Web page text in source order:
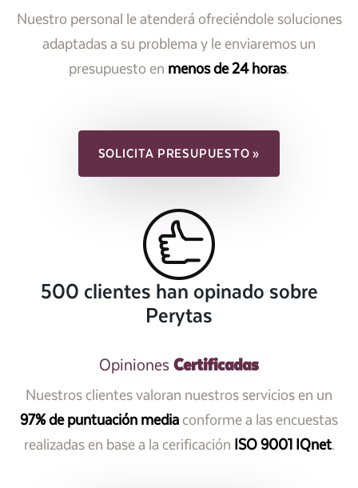
Nuestro personal le atenderá ofreciéndole soluciones
adaptadas a su problema y le enviaremos un
presupuesto en menos de 24 horas.
SOLICITA PRESUPUESTO »
500 clientes han opinado sobre
Perytas
Opiniones Certificadas
Nuestros clientes valoran nuestros servicios en un
97% de puntuación mediaconforme a las encuestas
realizadas en base a la cerificación ISO 9001 IQnet.